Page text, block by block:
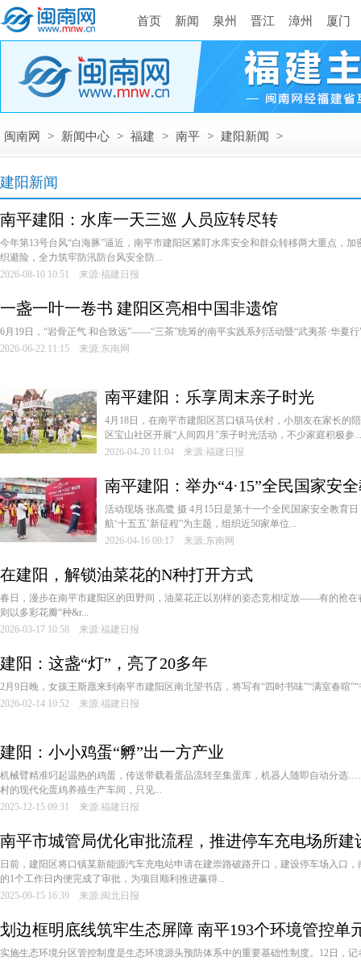
首页 新闻 泉州 晋江 漳州 厦门
闽南网 > 新闻中心 > 福建 > 南平 > 建阳新闻 >
建阳新闻
南平建阳：水库一天三巡 人员应转尽转
今年第13号台风“白海豚”逼近，南平市建阳区紧盯水库安全和群众转移两大重点，
织避险，全力筑牢防汛防台风安全防...
2026-08-10 10:51 来源:福建日报
一盏一叶一卷书 建阳区亮相中国非遗馆
6月19日，“岩骨正气 和合致远”——“三茶”统筹的南平实践系列活动暨“武夷茶·华夏
2026-06-22 11:15 来源:东南网
南平建阳：乐享周末亲子时光
4月18日，在南平市建阳区莒口镇马伏村，小朋友在家长的
区宝山社区开展“人间四月”亲子时光活动，不少家庭积极参...
2026-04-20 11:04 来源:福建日报
南平建阳：举办“4·15”全民国家安
活动现场 张高鹭 摄 4月15日是第十一个全民国家安全教育
航‘十五五’新征程”为主题，组织近50家单位...
2026-04-16 09:17 来源:东南网
在建阳，解锁油菜花的N种打开方式
春日，漫步在南平市建阳区的田野间，油菜花正以别样的姿态竞相绽放——有的抢在
则以多彩花瓣“种&r...
2026-03-17 10:58 来源:福建日报
建阳：这盏“灯”，亮了20多年
2月9日晚，女孩王斯愿来到南平市建阳区南北望书店，将写有“四时书味”“满室春暄
2026-02-14 10:52 来源:福建日报
建阳：小小鸡蛋“孵”出一方产业
机械臂精准叼起温热的鸡蛋，传送带载着蛋品流转至集蛋库，机器人随即自动分选
村的现代化蛋鸡养殖生产车间，只见...
2025-12-15 09:31 来源:福建日报
南平市城管局优化审批流程，推进停车充电场所建
日前，建阳区将口镇某新能源汽车充电站申请在建崇路破路开口，建设停车场入口
的1个工作日内便完成了审批，为项目顺利推进赢得...
2025-09-15 16:39 来源:闽北日报
划边框明底线筑牢生态屏障 南平193个环境管控单
实施生态环境分区管控制度是生态环境源头预防体系中的重要基础性制度。12日，